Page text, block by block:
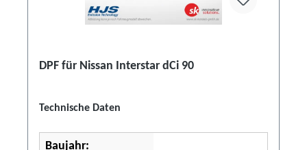
DPF für Nissan Interstar dCi 90
Technische Daten
Baujahr: